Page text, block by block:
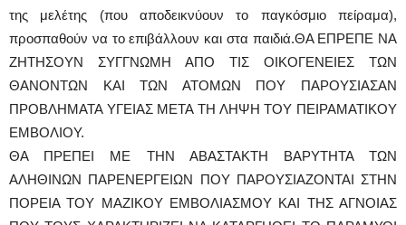
της μελέτης (που αποδεικνύουν το παγκόσμιο πείραμα),
προσπαθούν να το επιβάλλουν και στα παιδιά.ΘΑ ΕΠΡΕΠΕ ΝΑ
ΖΗΤΗΣΟΥΝ ΣΥΓΓΝΩΜΗ ΑΠΟ ΤΙΣ ΟΙΚΟΓΕΝΕΙΕΣ ΤΩΝ
ΘΑΝΟΝΤΩΝ KAI TΩΝ ΑΤΟΜΩΝ ΠΟΥ ΠΑΡΟΥΣΙΑΣΑΝ
ΠΡΟΒΛΗΜΑΤΑ ΥΓΕΙΑΣ ΜΕΤΑ ΤΗ ΛΗΨΗ ΤΟΥ ΠΕΙΡΑΜΑΤΙΚΟΥ
ΕΜΒΟΛΙΟΥ.
ΘΑ ΠΡΕΠΕΙ ΜΕ ΤΗΝ ΑΒΑΣΤΑΚΤΗ ΒΑΡΥΤΗΤΑ ΤΩΝ
ΑΛΗΘΙΝΩΝ ΠΑΡΕΝΕΡΓΕΙΩΝ ΠΟΥ ΠΑΡΟΥΣΙΑΖΟΝΤΑΙ ΣΤΗΝ
ΠΟΡΕΙΑ ΤΟΥ ΜΑΖΙΚΟΥ ΕΜΒΟΛΙΑΣΜΟΥ ΚΑΙ ΤΗΣ ΑΓΝΟΙΑΣ